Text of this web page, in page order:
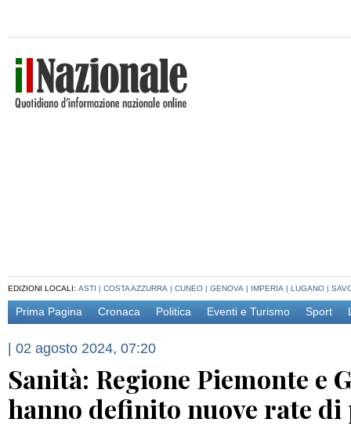
EDIZIONI LOCALI: ASTI | COSTA AZZURRA | CUNEO | GENOVA | IMPERIA | LUGANO |
Prima Pagina Cronaca Politica Eventi e Turismo Sport
| 02 agosto 2024, 07:20
Sanità: Regione Piemonte e
hanno definito nuove rate di